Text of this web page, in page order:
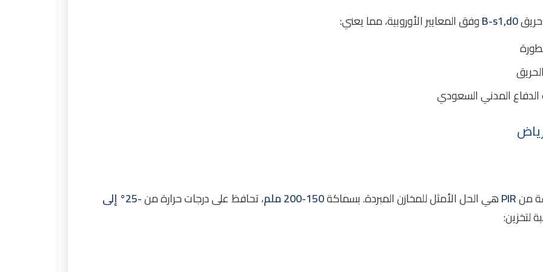
B-s1,d0وفق المعايير الأوروبية، مما يعني:
الدفاع المدني السعودي
منPIRهي الحل الأمثل للمخازن المبردة. بسماكة150-200 ملم ، تحافظ على درجات حرارة من
-25° إلى
لتخزين: